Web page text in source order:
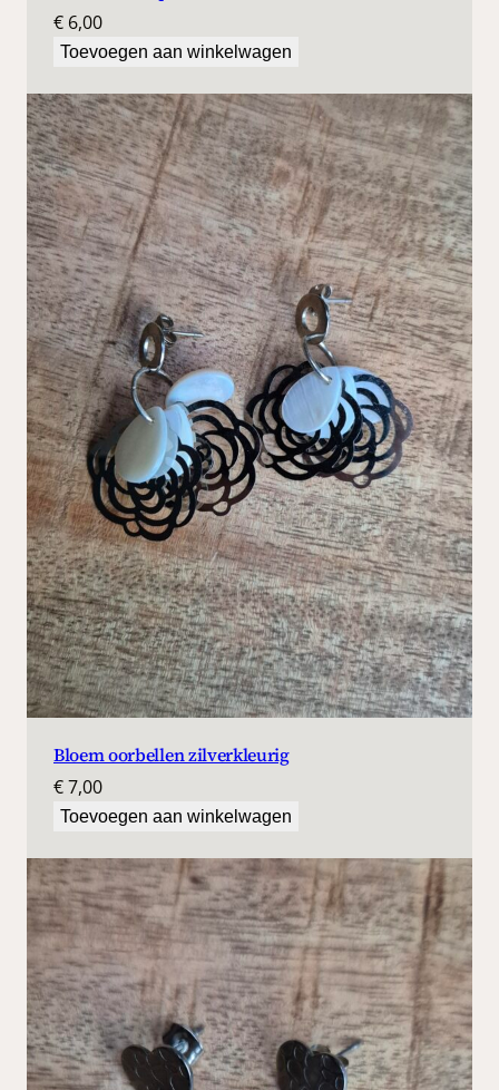
€ 6,00
Toevoegen aan winkelwagen
Bloem oorbellen zilverkleurig
€7,00
Toevoegen aan winkelwagen